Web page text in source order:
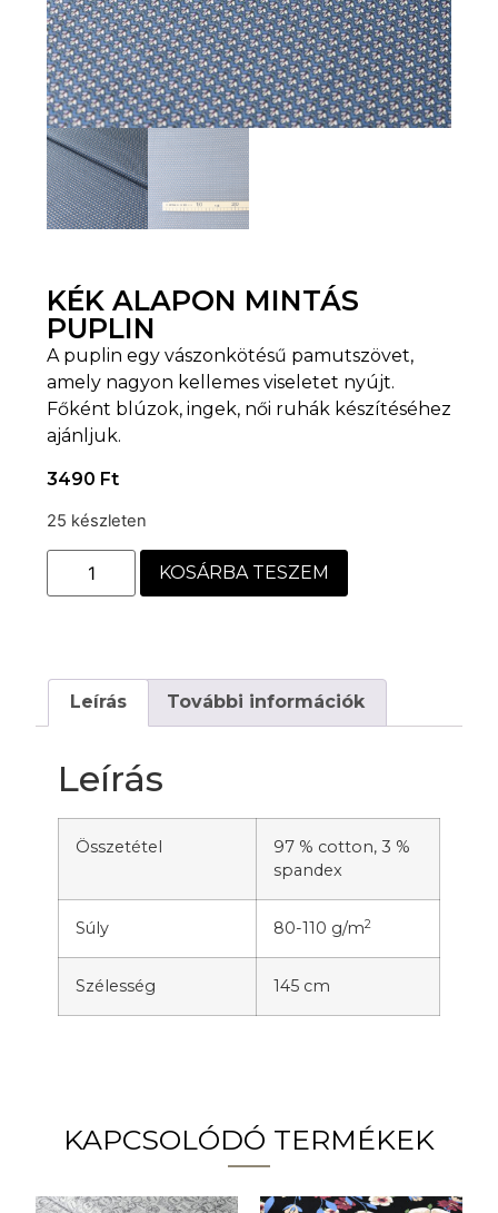
KÉK ALAPON MINTÁS
PUPLIN
A puplin egy vászonkötésű pamutszövet,
amely nagyon kellemes viseletet nyújt.
Főként blúzok, ingek, női ruhák készítéséhez
ajánljuk.
3490 Ft
25 készleten
KOSÁRBA TESZEM
Leírás További információk
Leírás
Összetétel
97 % cotton, 3 %
spandex
Súly 80-110 g/m2
Szélesség 145 cm
KAPCSOLÓDÓ TERMÉKEK